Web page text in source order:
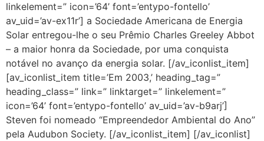
linkelement=” icon=’64’ font=’entypo-fontello’
av_uid=’av-ex11r’] a Sociedade Americana de Energia
Solar entregou-lhe o seu Prêmio Charles Greeley Abbot
– a maior honra da Sociedade, por uma conquista
notável no avanço da energia solar. [/av_iconlist_item]
[av_iconlist_item title=’Em 2003,’ heading_tag=”
heading_class=” link=” linktarget=” linkelement=”
icon=’64’ font=’entypo-fontello’ av_uid=’av-b9arj’]
Steven foi nomeado “Empreendedor Ambiental do Ano”
pela Audubon Society. [/av_iconlist_item] [/av_iconlist]